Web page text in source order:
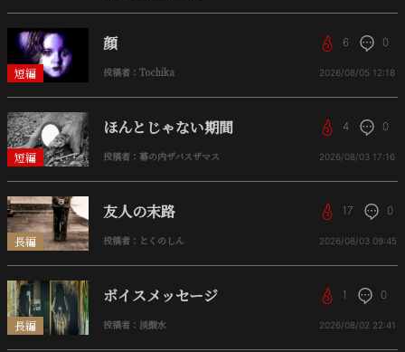
短編
顔
投稿者：Tochika
6 0
2026/08/05 12:18
短編
ほんとじゃない期間
投稿者：幕の内ザバスザマス
4 0
2026/08/03 17:16
長編
友人の末路
投稿者：とくのしん
17 0
2026/08/03 09:45
長編
ボイスメッセージ
投稿者：淡酸水
1 0
2026/08/02 22:41